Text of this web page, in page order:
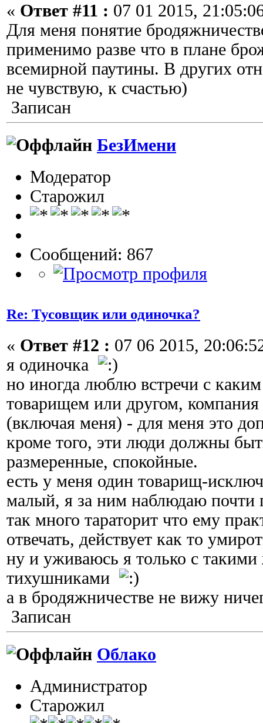
« Ответ #11 : 07 01 2015,
Для меня понятие
применимо разве что в плане
всемирной паутины. В других
не чувствую, к счастью)
Записан
БезИмени
Модератор
Старожил
Сообщений: 867
Re: Тусовщик или одиночка?
« Ответ #12 : 07 06 2015,
я одиночка
но иногда люблю встречи с
товарищем или другом, компания
(включая меня) - для меня это
кроме того, эти люди должны
размеренные, спокойные.
есть у меня один товарищ-
малый, я за ним наблюдаю почти
так много тараторит что ему
отвечать, действует как то
ну и уживаюсь я только с
тихушниками
а в бродяжничестве не вижу
Записан
Облако
Администратор
Старожил